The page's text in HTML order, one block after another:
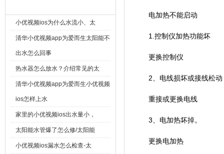
小优视频ios为什么水流小、太
清华小优视频app为爱而生太阳能不
出水怎么回事
热水器怎么放水？介绍常见的太
清华小优视频app为爱而生小优视频
ios怎样上水
家里的小优视频ios出水量小，
太阳能水管爆了怎么修/太阳能
小优视频ios漏水怎么检查-太
电加热不能启动
1.控制仪加热功能坏
更换控制仪
2、电线损坏或接线松动
重接或更换电线
3、电加热坏掉。
更换电加热